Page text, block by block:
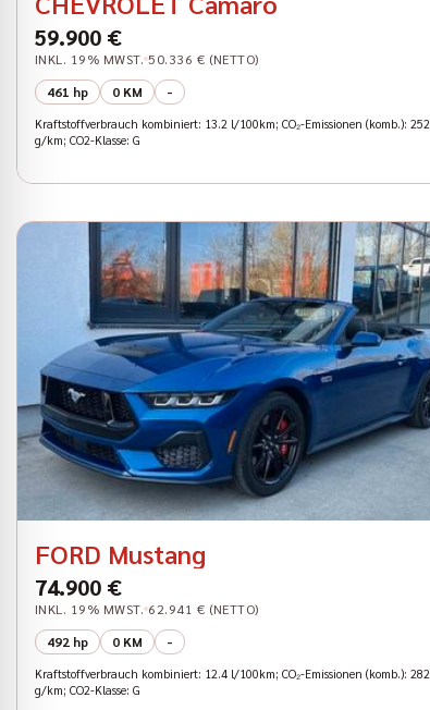
59.900 €
INKL. 19% MWST. 50.336 € (NETTO)
461 hp
0 KM -
Kraftstoffverbrauch kombiniert: 13.2 l/100km; CO₂-Emissionen (komb.): 252
g/km; CO2-Klasse: G
FORD Mustang
74.900 €
INKL. 19% MWST. 62.941 € (NETTO)
492 hp
0 KM -
Kraftstoffverbrauch kombiniert: 12.4 l/100km; CO₂-Emissionen (komb.): 282
g/km; CO2-Klasse: G